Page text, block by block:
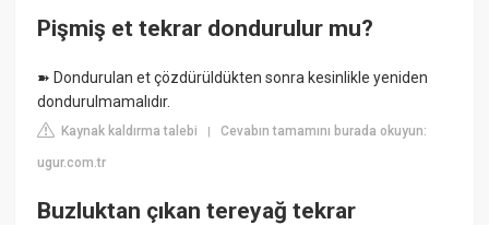
Pişmiş et tekrar dondurulur mu?
➽ Dondurulan et çözdürüldükten sonra kesinlikle yeniden
dondurulmamalıdır.
Kaynak kaldırma talebi |Cevabın tamamını burada okuyun:
ugur.com.tr
Buzluktan çıkan tereyağ tekrar